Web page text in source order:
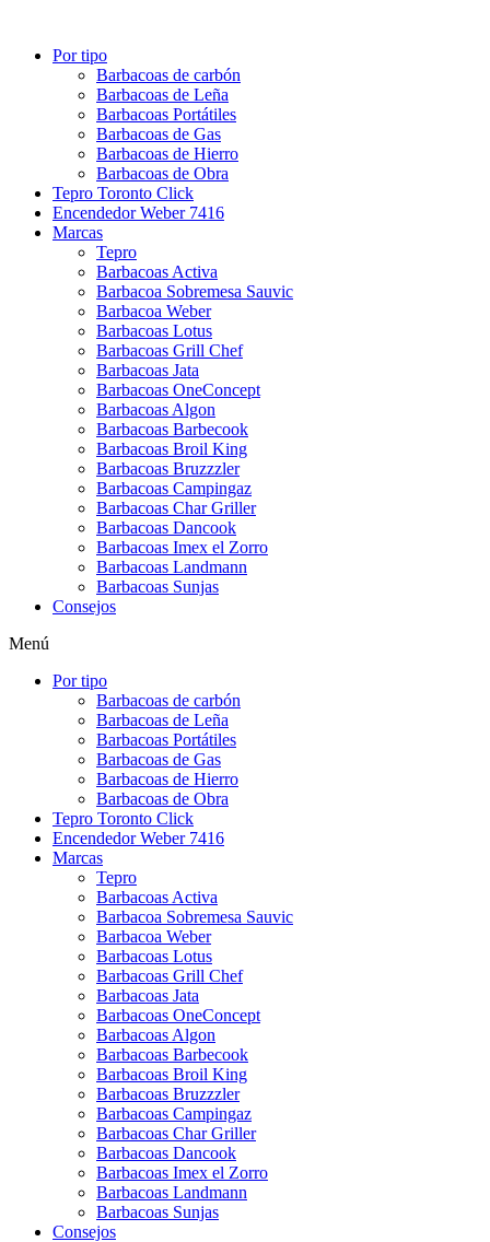
Por tipo
Barbacoas de carbón
Barbacoas de Leña
Barbacoas Portátiles
Barbacoas de Gas
Barbacoas de Hierro
Barbacoas de Obra
Tepro Toronto Click
Encendedor Weber 7416
Marcas
Tepro
Barbacoas Activa
Barbacoa Sobremesa Sauvic
Barbacoa Weber
Barbacoas Lotus
Barbacoas Grill Chef
Barbacoas Jata
Barbacoas OneConcept
Barbacoas Algon
Barbacoas Barbecook
Barbacoas Broil King
Barbacoas Bruzzzler
Barbacoas Campingaz
Barbacoas Char Griller
Barbacoas Dancook
Barbacoas Imex el Zorro
Barbacoas Landmann
Barbacoas Sunjas
Consejos
Menú
Por tipo
Barbacoas de carbón
Barbacoas de Leña
Barbacoas Portátiles
Barbacoas de Gas
Barbacoas de Hierro
Barbacoas de Obra
Tepro Toronto Click
Encendedor Weber 7416
Marcas
Tepro
Barbacoas Activa
Barbacoa Sobremesa Sauvic
Barbacoa Weber
Barbacoas Lotus
Barbacoas Grill Chef
Barbacoas Jata
Barbacoas OneConcept
Barbacoas Algon
Barbacoas Barbecook
Barbacoas Broil King
Barbacoas Bruzzzler
Barbacoas Campingaz
Barbacoas Char Griller
Barbacoas Dancook
Barbacoas Imex el Zorro
Barbacoas Landmann
Barbacoas Sunjas
Consejos